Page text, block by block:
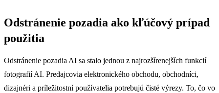
Odstránenie pozadia ako kľúčový prípad
použitia
Odstránenie pozadia AI sa stalo jednou z najrozšírenejších funkcií
fotografií AI. Predajcovia elektronického obchodu, obchodníci,
dizajnéri a príležitostní používatelia potrebujú čisté výrezy. To, čo vo